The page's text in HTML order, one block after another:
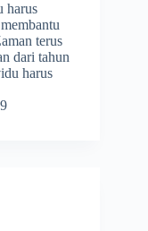
harus
terus
dari tahun
harus